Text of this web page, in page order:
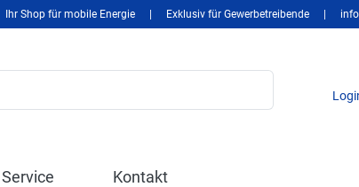
Ihr Shop für mobile Energie Exklusiv für Gewerbetreibende
Service Kontakt